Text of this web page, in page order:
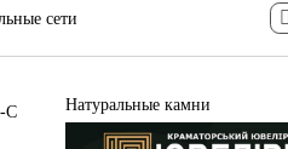
сети
С Натуральные камни